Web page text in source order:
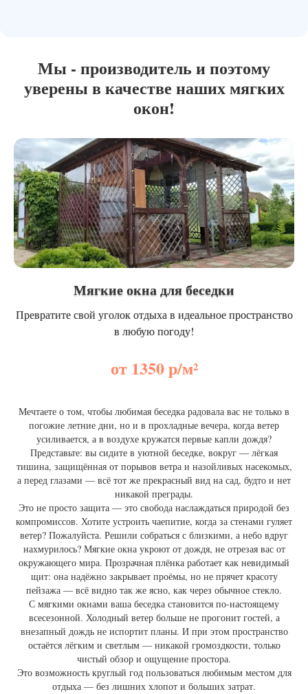
Мы - производитель и поэтому
уверены в качестве наших мягких
окон!
Мягкие окна для беседки
Превратите свой уголок отдыха в идеальное пространство
в любую погоду!
от 1350 р/м²
Мечтаете о том, чтобы любимая беседка радовала вас не только в
погожие летние дни, но и в прохладные вечера, когда ветер
усиливается, а в воздухе кружатся первые капли дождя?
Представьте: вы сидите в уютной беседке, вокруг — лёгкая
тишина, защищённая от порывов ветра и назойливых насекомых,
а перед глазами — всё тот же прекрасный вид на сад, будто и нет
никакой преграды.
Это не просто защита — это свобода наслаждаться природой без
компромиссов. Хотите устроить чаепитие, когда за стенами гуляет
ветер? Пожалуйста. Решили собраться с близкими, а небо вдруг
нахмурилось? Мягкие окна укроют от дождя, не отрезая вас от
окружающего мира. Прозрачная плёнка работает как невидимый
щит: она надёжно закрывает проёмы, но не прячет красоту
пейзажа — всё видно так же ясно, как через обычное стекло.
С мягкими окнами ваша беседка становится по-настоящему
всесезонной. Холодный ветер больше не прогонит гостей, а
внезапный дождь не испортит планы. И при этом пространство
остаётся лёгким и светлым — никакой громоздкости, только
чистый обзор и ощущение простора.
Это возможность круглый год пользоваться любимым местом для
отдыха — без лишних хлопот и больших затрат.